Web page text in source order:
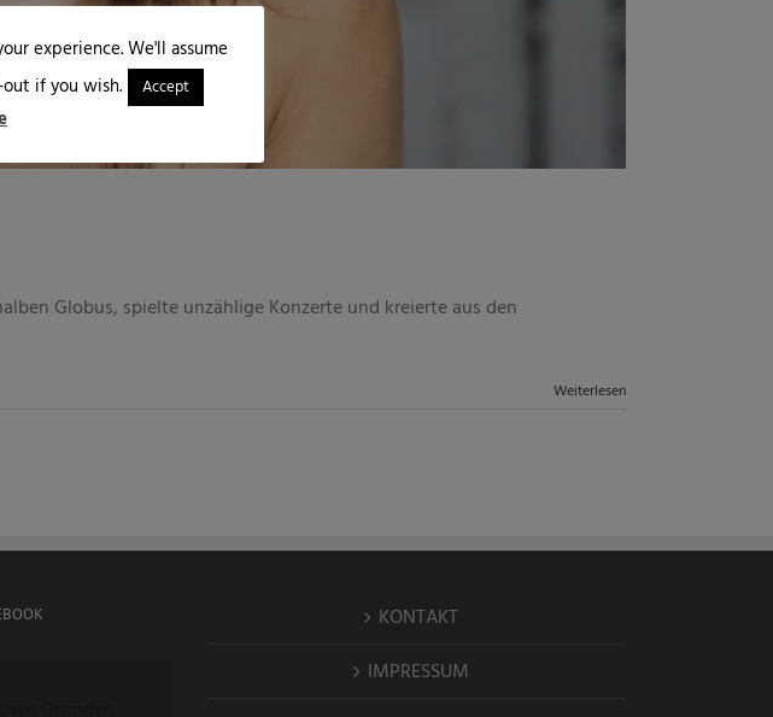
Globus, spielte unzählige Konzerte und kreierte aus den
Weiterlesen
KONTAKT
IMPRESSUM
experience. We'll assume
if you wish.
Accept